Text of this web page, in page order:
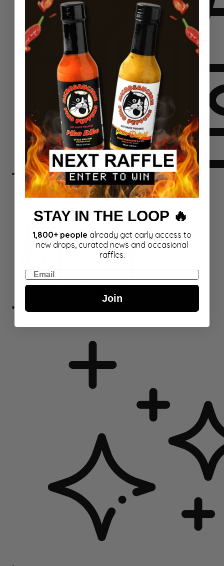
Komplektid
STAY IN THE LOOP 🔥
1,800+ people already get early access to
new drops, curated news and occasional
raffles.
Email
Join